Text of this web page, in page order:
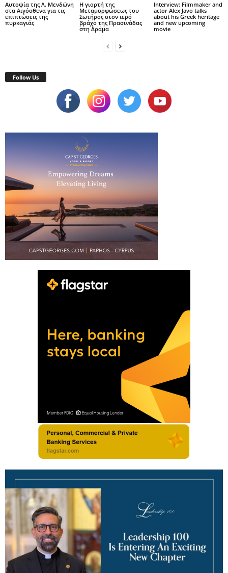
Αυτοψία της Λ. Μενδώνη
στα Αιγόσθενα για τις
επιπτώσεις της
πυρκαγιάς
Η γιορτή της
Μεταμορφώσεως του
Σωτήρος στον ιερό
βράχο της Πρασινάδας
στη Δράμα
Interview: Filmmaker and
actor Alex Javo talks
about his Greek heritage
and new upcoming
movie
Follow Us